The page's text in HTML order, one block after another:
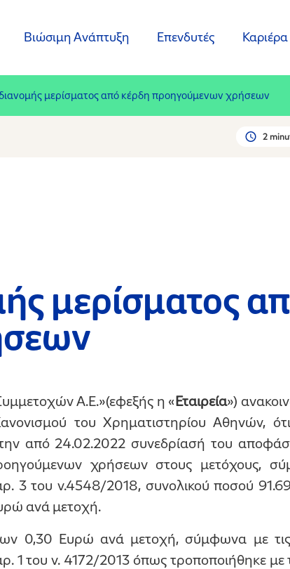
Βιώσιμη Ανάπτυξη Επενδυτές Καριέρα
μερίσματος από κέρδη προηγούμενων χρήσεων
2
μερίσματος
Α.Ε.»(εφεξής η «Εταιρεία»)
του Χρηματιστηρίου Αθηνών, ότι,
από 24.02.2022 συνεδρίασή του
χρήσεων στους μετόχους,
3 του ν.4548/2018, συνολικού ποσού
ανά μετοχή.
0,30 Ευρώ ανά μετοχή, σύμφωνα με τις
1 του ν. 4172/2013 όπως τροποποιήθηκε